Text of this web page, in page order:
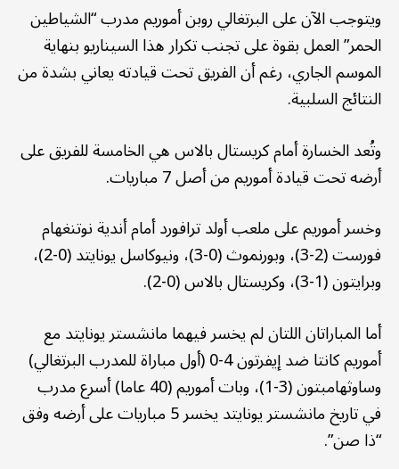
ويتوجب الآن على البرتغالي روبن أموريم مدرب “الشياطين
الحمر” العمل بقوة على تجنب تكرار هذا السيناريو بنهاية
الموسم الجاري، رغم أن الفريق تحت قيادته يعاني بشدة من
النتائج السلبية.
وتُعد الخسارة أمام كريستال بالاس هي الخامسة للفريق على
أرضه تحت قيادة أموريم من أصل 7 مباريات.
وخسر أموريم على ملعب أولد ترافورد أمام أندية نوتنغهام
فورست (2-3)، وبورنموث (0-3)، ونيوكاسل يونايتد (0-2)،
وبرايتون (1-3)، وكريستال بالاس (0-2).
أما المباراتان اللتان لم يخسر فيهما مانشستر يونايتد مع
أموريم كانتا ضد إيفرتون 4-0 (أول مباراة للمدرب البرتغالي)
وساوثهامبتون (3-1)، وبات أموريم (40 عاما) أسرع مدرب
في تاريخ مانشستر يونايتد يخسر 5 مباريات على أرضه وفق
“ذا صن”.